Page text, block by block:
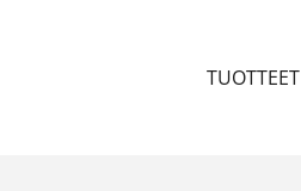
TUOTTEET